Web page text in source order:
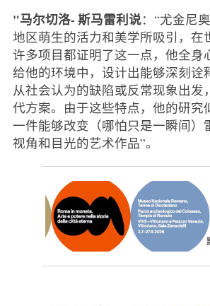
"马尔切洛-斯马雷利说：“尤金尼
地区萌生的活力和美学所吸引，在
许多项目都证明了这一点，他全身
给他的环境中，设计出能够深刻诠
从社会认为的缺陷或反常现象出发
代方案。由于这些特点，他的研究
一件能够改变（哪怕只是一瞬间）
视角和目光的艺术作品”。